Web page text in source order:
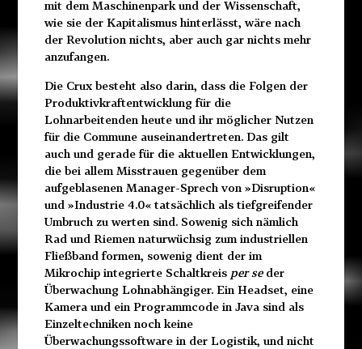
mit dem Maschinenparkund der Wissenschaft,
wie sie der Kapitalismus hinterlässt, wäre nach
der Revolution nichts, aber auch gar nichts mehr
anzufangen.
Die Crux besteht also darin, dass die Folgen der
Produktivkraftentwicklung für die
Lohnarbeitenden heute und ihrmöglicher Nutzen
für die Commune auseinandertreten. Das gilt
auch und gerade für die aktuellen Entwicklungen,
die bei allem Misstrauen gegenüber dem
aufgeblasenen Manager-Sprech von »Disruption«
und »Industrie 4.0« tatsächlich als tiefgreifender
Umbruch zu werten sind. Sowenig sich nämlich
Rad und Riemen naturwüchsig zum industriellen
Fließband formen, sowenig dient der im
Mikrochip integrierte Schaltkreis per seder
Überwachung Lohnabhängiger. Ein Headset, eine
Kamera und ein Programmcode in Java sind als
Einzeltechniken noch keine
Überwachungssoftware in der Logistik, und nicht